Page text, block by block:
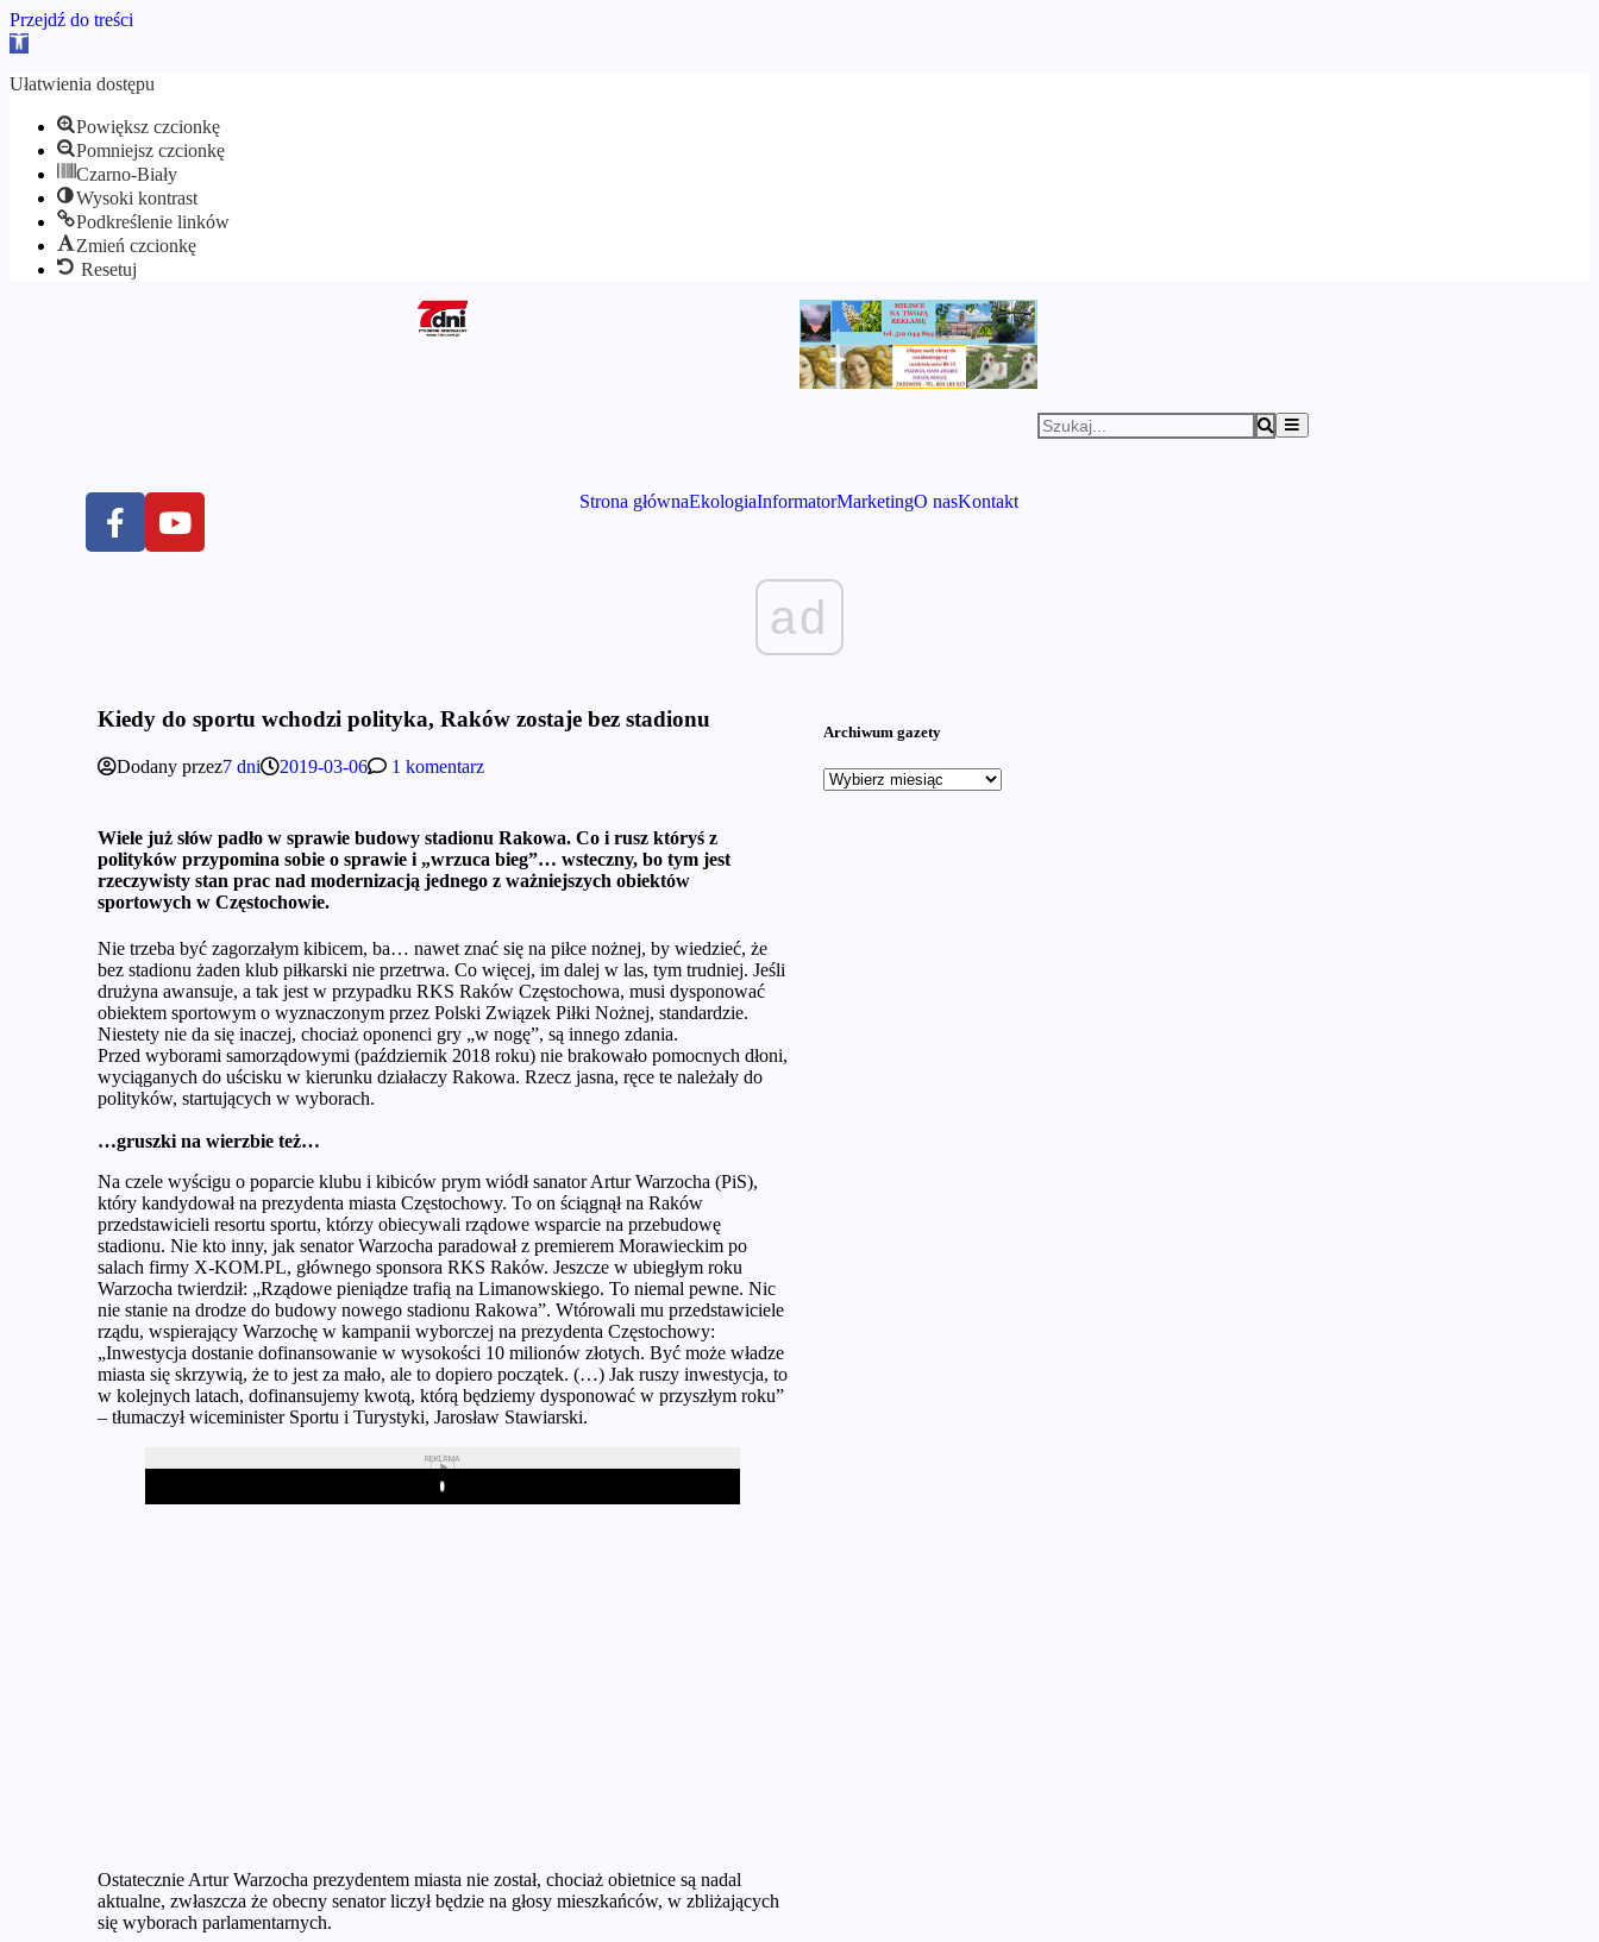
Przejdź do treści
Otwórz
narzędzi
Ułatwienia dostępu
Powiększ czcionkę
Pomniejsz czcionkę
Czarno-Biały
Wysoki kontrast
Podkreślenie linków
Zmień czcionkę
Resetuj
Strona głównaEkologiaInformatorMarketingO nasKontakt
ad
Kiedy do sportu wchodzi polityka, Raków zostaje bez stadionu
Dodany przez7 dni 2019-03-06 1 komentarz
Wiele już słów padło w sprawie budowy stadionu Rakowa. Co i rusz któryś z
polityków przypomina sobie o sprawie i „wrzuca bieg”… wsteczny, bo tym jest
rzeczywisty stan prac nad modernizacją jednego z ważniejszych obiektów
sportowych w Częstochowie.
Nie trzeba być zagorzałym kibicem, ba… nawet znać się na piłce nożnej, by wiedzieć, że
bez stadionu żaden klub piłkarski nie przetrwa. Co więcej, im dalej w las, tym trudniej. Jeśli
drużyna awansuje, a tak jest w przypadku RKS Raków Częstochowa, musi dysponować
obiektem sportowym o wyznaczonym przez Polski Związek Piłki Nożnej, standardzie.
Niestety nie da się inaczej, chociaż oponenci gry „w nogę”, są innego zdania.
Przed wyborami samorządowymi (październik 2018 roku) nie brakowało pomocnych dłoni,
wyciąganych do uścisku w kierunku działaczy Rakowa. Rzecz jasna, ręce te należały do
polityków, startujących w wyborach.
…gruszki na wierzbie też…
Na czele wyścigu o poparcie klubu i kibiców prym wiódł sanator Artur Warzocha (PiS),
który kandydował na prezydenta miasta Częstochowy. To on ściągnął na Raków
przedstawicieli resortu sportu, którzy obiecywali rządowe wsparcie na przebudowę
stadionu. Nie kto inny, jak senator Warzocha paradował z premierem Morawieckim po
salach firmy X-KOM.PL, głównego sponsora RKS Raków. Jeszcze w ubiegłym roku
Warzocha twierdził: „Rządowe pieniądze trafią na Limanowskiego. To niemal pewne. Nic
nie stanie na drodze do budowy nowego stadionu Rakowa”. Wtórowali mu przedstawiciele
rządu, wspierający Warzochę w kampanii wyborczej na prezydenta Częstochowy:
„Inwestycja dostanie dofinansowanie w wysokości 10 milionów złotych. Być może władze
miasta się skrzywią, że to jest za mało, ale to dopiero początek. (…) Jak ruszy inwestycja, to
w kolejnych latach, dofinansujemy kwotą, którą będziemy dysponować w przyszłym roku”
– tłumaczył wiceminister Sportu i Turystyki, Jarosław Stawiarski.
REKLAMA
Play
Ostatecznie Artur Warzocha prezydentem miasta nie został, chociaż obietnice są nadal
aktualne, zwłaszcza że obecny senator liczył będzie na głosy mieszkańców, w zbliżających
się wyborach parlamentarnych.
Archiwum gazety